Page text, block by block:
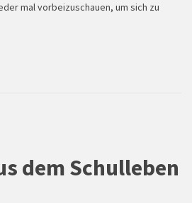
mal vorbeizuschauen, um sich zu
dem Schulleben